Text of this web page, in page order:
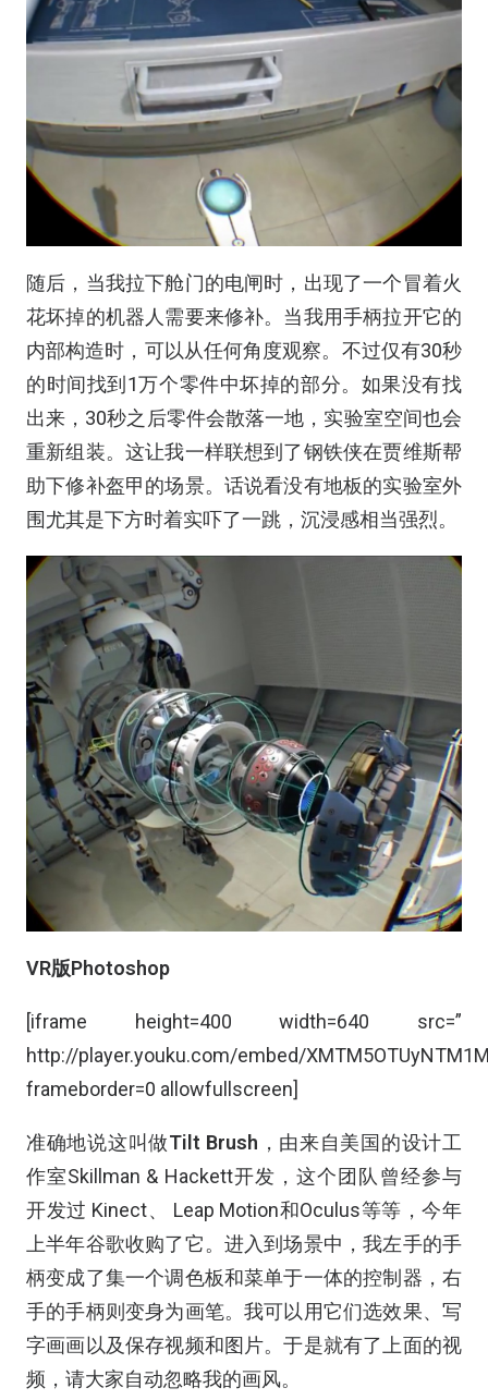
随后，当我拉下舱门的电闸时，出现了一个冒着火
花坏掉的机器人需要来修补。当我用手柄拉开它的
内部构造时，可以从任何角度观察。不过仅有30秒
的时间找到1万个零件中坏掉的部分。如果没有找
出来，30秒之后零件会散落一地，实验室空间也会
重新组装。这让我一样联想到了钢铁侠在贾维斯帮
助下修补盔甲的场景。话说看没有地板的实验室外
围尤其是下方时着实吓了一跳，沉浸感相当强烈。
VR版Photoshop
[iframe height=400 width=640 src=”
http://player.youku.com/embed/
frameborder=0 allowfullscreen]
准确地说这叫做Tilt Brush ，由来自美国的设计工
作室Skillman & Hackett开发，这个团队曾经参与
开发过 Kinect、 Leap Motion和Oculus等等，今年
上半年谷歌收购了它。进入到场景中，我左手的手
柄变成了集一个调色板和菜单于一体的控制器，右
手的手柄则变身为画笔。我可以用它们选效果、写
字画画以及保存视频和图片。于是就有了上面的视
频，请大家自动忽略我的画风。